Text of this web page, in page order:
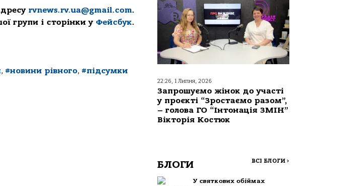
rvnews.rv.ua@gmail.com.
групи і сторінки у Фейсбук.
, #новини рівного, #підсумки
22:26, 1 Липня, 2026
Запрошуємо жінок до участі
у проєкті “Зростаємо разом”,
– голова ГО “Інтонація ЗМІН”
Вікторія Костюк
БЛОГИ ВСІ БЛОГИ >
У святкових обіймах